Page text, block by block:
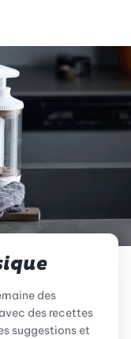
des
des recettes
suggestions et